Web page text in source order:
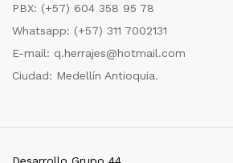
PBX: (+57) 604 358 95 78
Whatsapp: (+57) 311 7002131
E-mail: q.herrajes@hotmail.com
Ciudad: Medellín Antioquia.
Desarrollo Grupo 44